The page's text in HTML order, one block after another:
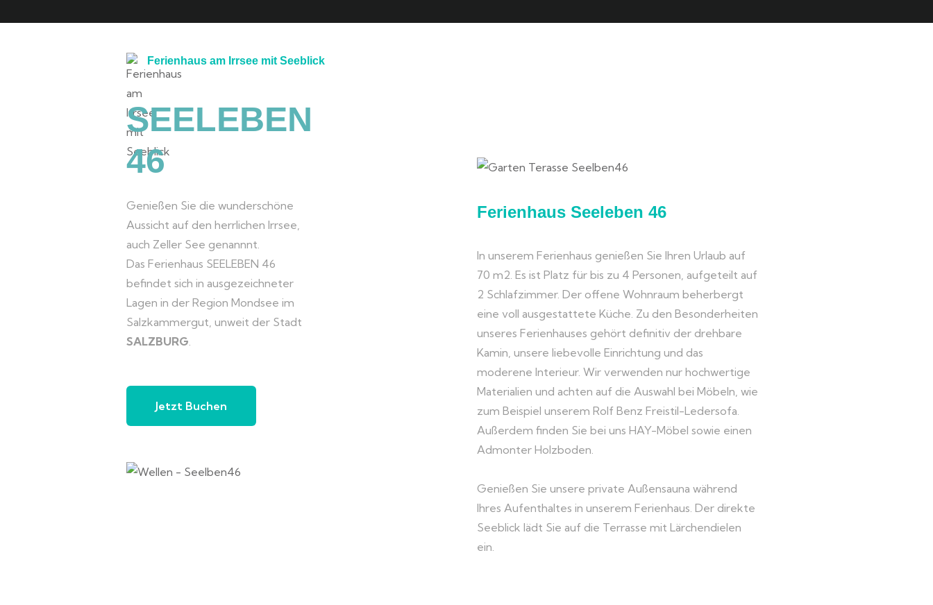
Ferienhaus am Irrsee mit Seeblick
SEELEBEN
46
Genießen Sie die wunderschöne
Aussicht auf den herrlichen Irrsee,
auch Zeller See genannnt.
Das Ferienhaus SEELEBEN 46
befindet sich in ausgezeichneter
Lagen in der Region Mondsee im
Salzkammergut, unweit der Stadt
SALZBURG.
Jetzt Buchen
Ferienhaus Seeleben 46
In unserem Ferienhaus genießen Sie Ihren Urlaub auf
70 m2. Es ist Platz für bis zu 4 Personen, aufgeteilt auf
2 Schlafzimmer. Der offene Wohnraum beherbergt
eine voll ausgestattete Küche. Zu den Besonderheiten
unseres Ferienhauses gehört definitiv der drehbare
Kamin, unsere liebevolle Einrichtung und das
moderene Interieur. Wir verwenden nur hochwertige
Materialien und achten auf die Auswahl bei Möbeln, wie
zum Beispiel unserem Rolf Benz Freistil-Ledersofa.
Außerdem finden Sie bei uns HAY-Möbel sowie einen
Admonter Holzboden.
Genießen Sie unsere private Außensauna während
Ihres Aufenthaltes in unserem Ferienhaus. Der direkte
Seeblick lädt Sie auf die Terrasse mit Lärchendielen
ein.